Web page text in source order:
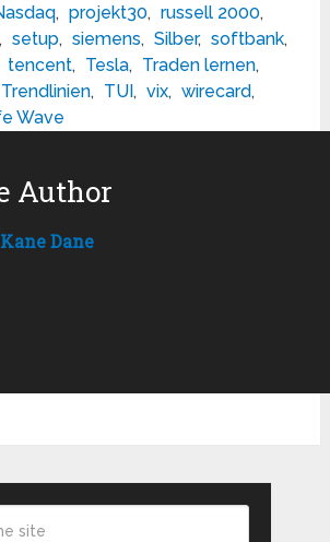
, projekt30, russell 2000,
, setup, siemens, Silber, softbank,
tencent, Tesla, Traden lernen,
Trendlinien, TUI, vix, wirecard,
Wave
Author
Kane Dane